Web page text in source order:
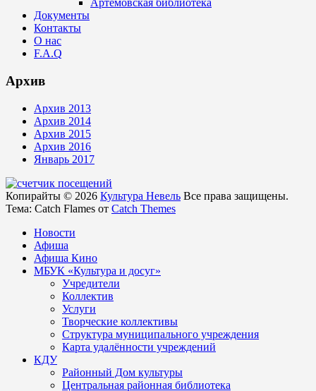
Артёмовская библиотека
Документы
Контакты
О нас
F.A.Q
Архив
Архив 2013
Архив 2014
Архив 2015
Архив 2016
Январь 2017
Копирайты © 2026 Культура Невель Все права защищены.
Тема: Catch Flames от Catch Themes
Новости
Афиша
Афиша Кино
МБУК «Культура и досуг»
Учредители
Коллектив
Услуги
Творческие коллективы
Структура муниципального учреждения
Карта удалённости учреждений
КДУ
Районный Дом культуры
Центральная районная библиотека